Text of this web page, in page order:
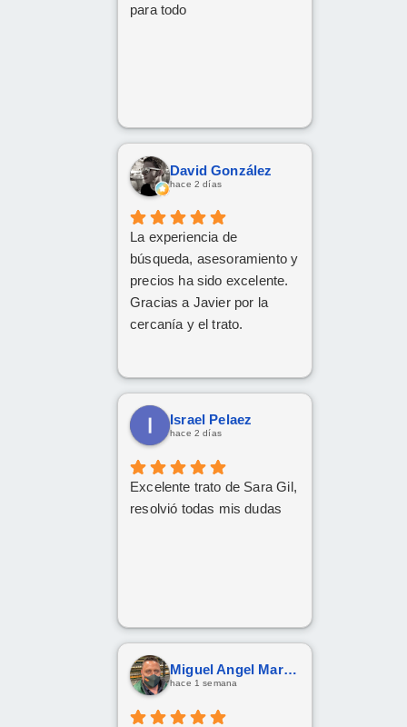
para todo
David González
hace 2 días
La experiencia de
búsqueda, asesoramiento y
precios ha sido excelente.
Gracias a Javier por la
cercanía y el trato.
Israel Pelaez
hace 2 días
Excelente trato de Sara Gil,
resolvió todas mis dudas
Miguel Angel Martín González
hace 1 semana